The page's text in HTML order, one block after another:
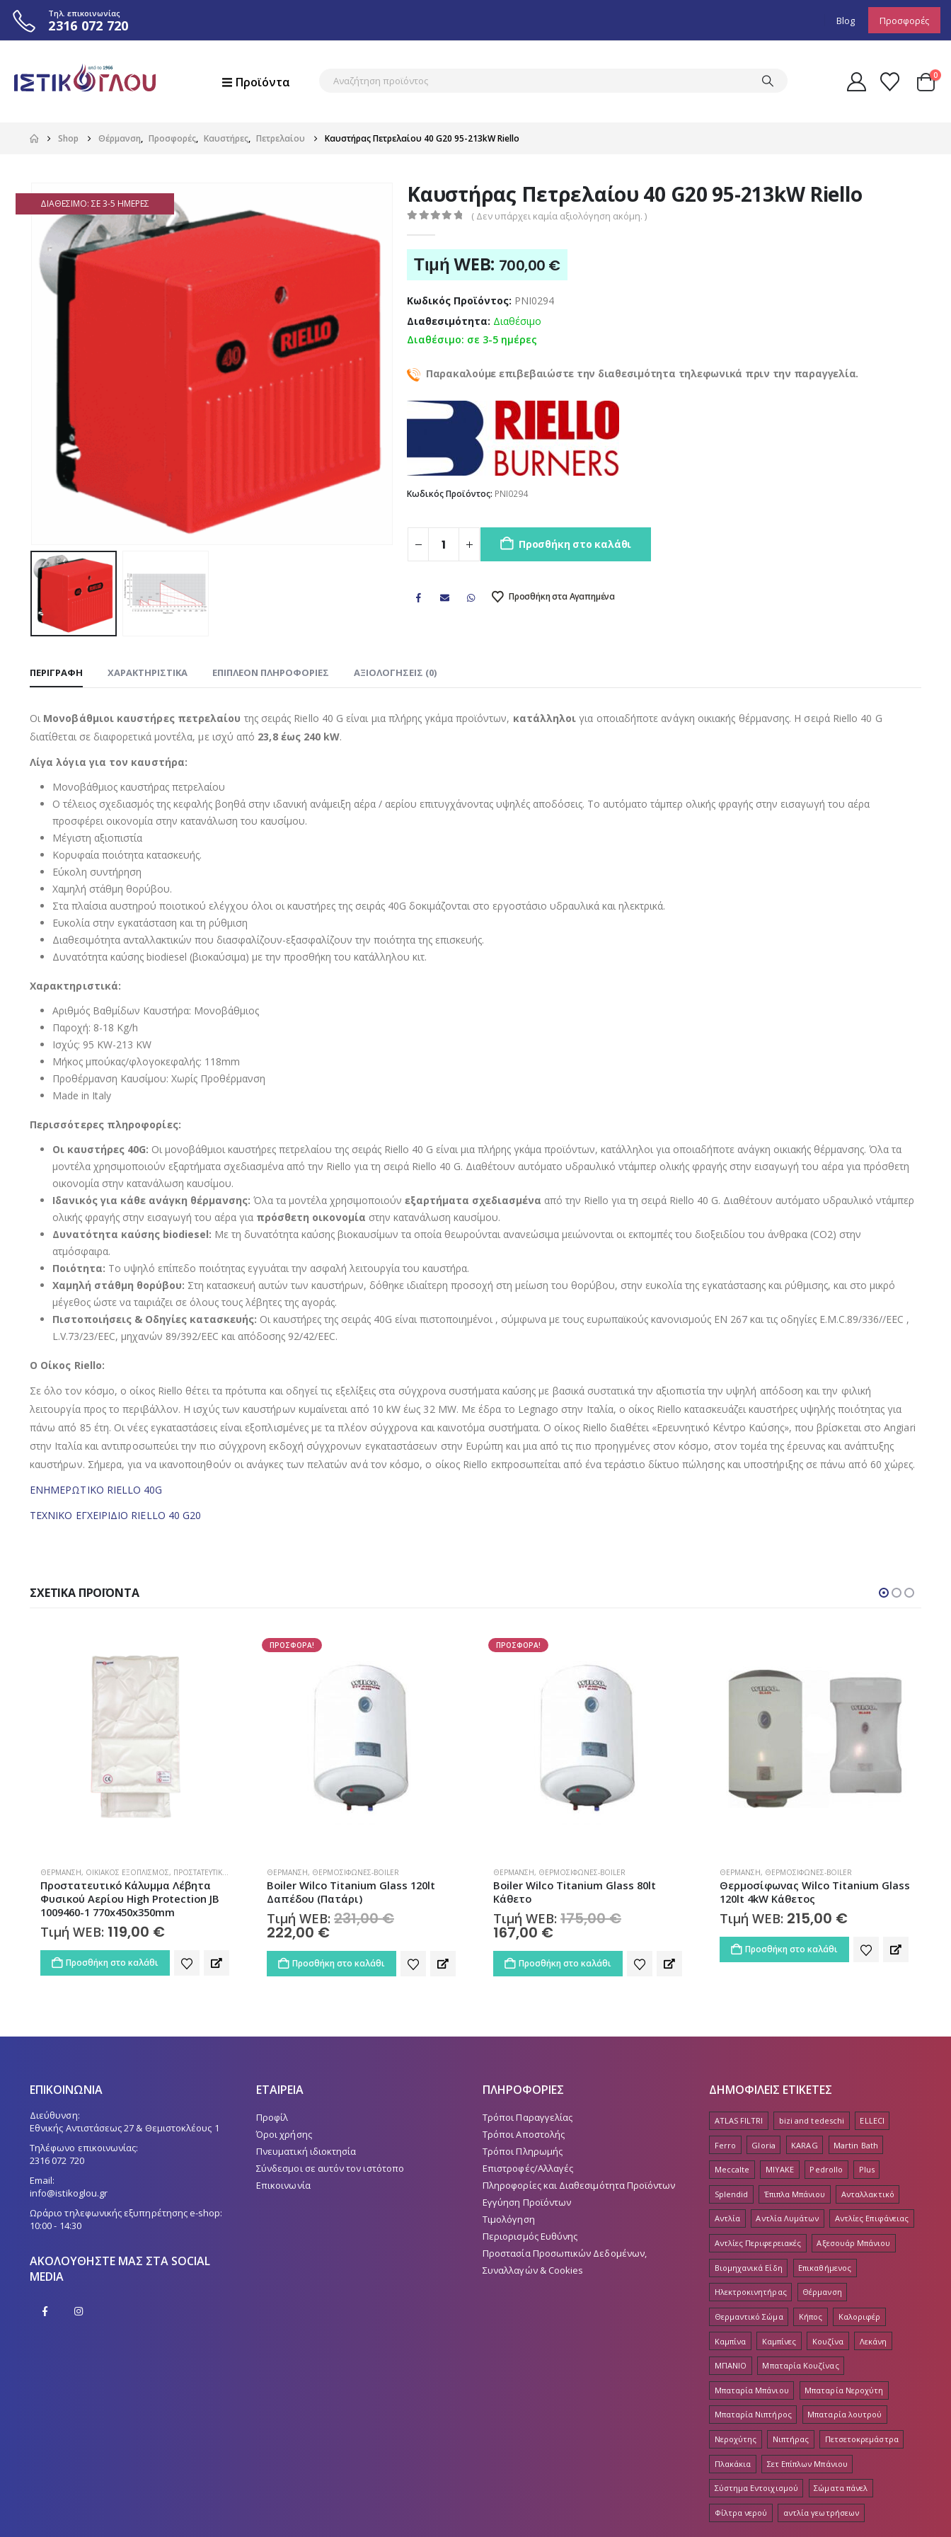
Τηλ. επικοινωνίας
2316 072 720 Blog Προσφορές
Προϊόντα 0
Shop Θέρμανση, Προσφορές, Καυστήρες, Πετρελαίου Καυστήρας Πετρελαίου 40 G20 95-213kW Riello
ΔΙΑΘΈΣΙΜΟ: ΣΕ 3-5 ΗΜΈΡΕΣ Καυστήρας Πετρελαίου 40 G20 95-213kW Riello
( Δεν υπάρχει καμία αξιολόγηση ακόμη. )
Τιμή WEB: 700,00 €
Κωδικός Προϊόντος: PNI0294
Διαθεσιμότητα: Διαθέσιμο
Διαθέσιμο: σε 3-5 ημέρες
Παρακαλούμε επιβεβαιώστε την διαθεσιμότητα τηλεφωνικά πριν την παραγγελία.
Κωδικός Προϊόντος: PNI0294
Προσθήκη στο καλάθι
Προσθήκη στα Αγαπημένα
ΠΕΡΙΓΡΑΦΉ ΧΑΡΑΚΤΗΡΙΣΤΙΚΑ ΕΠΙΠΛΈΟΝ ΠΛΗΡΟΦΟΡΊΕΣ ΑΞΙΟΛΟΓΉΣΕΙΣ (0)
Οι Μονοβάθμιοι καυστήρες πετρελαίου της σειράς Riello 40 G είναι μια πλήρης γκάμα προϊόντων, κατάλληλοι για οποιαδήποτε ανάγκη οικιακής θέρμανσης. Η σειρά Riello 40 G
διατίθεται σε διαφορετικά μοντέλα, με ισχύ από 23,8 έως 240 kW.
Λίγα λόγια για τον καυστήρα:
Μονοβάθμιος καυστήρας πετρελαίου
Ο τέλειος σχεδιασμός της κεφαλής βοηθά στην ιδανική ανάμειξη αέρα / αερίου επιτυγχάνοντας υψηλές αποδόσεις. Το αυτόματο τάµπερ ολικής φραγής στην εισαγωγή του αέρα
προσφέρει οικονομία στην κατανάλωση του καυσίμου.
Μέγιστη αξιοπιστία
Κορυφαία ποιότητα κατασκευής.
Εύκολη συντήρηση
Χαμηλή στάθμη θορύβου.
Στα πλαίσια αυστηρού ποιοτικού ελέγχου όλοι οι καυστήρες της σειράς 40G δοκιμάζονται στο εργοστάσιο υδραυλικά και ηλεκτρικά.
Ευκολία στην εγκατάσταση και τη ρύθμιση
Διαθεσιμότητα ανταλλακτικών που διασφαλίζουν-εξασφαλίζουν την ποιότητα της επισκευής.
Δυνατότητα καύσης biodiesel (βιοκαύσιμα) με την προσθήκη του κατάλληλου κιτ.
Χαρακτηριστικά:
Αριθμός Βαθμίδων Καυστήρα: Μονοβάθμιος
Παροχή: 8-18 Kg/h
Ισχύς: 95 KW-213 KW
Μήκος μπούκας/φλογοκεφαλής: 118mm
Προθέρμανση Καυσίμου: Χωρίς Προθέρμανση
Made in Italy
Περισσότερες πληροφορίες:
Οι καυστήρες 40G: Οι μονοβάθμιοι καυστήρες πετρελαίου της σειράς Riello 40 G είναι μια πλήρης γκάμα προϊόντων, κατάλληλοι για οποιαδήποτε ανάγκη οικιακής θέρμανσης. Όλα τα
μοντέλα χρησιμοποιούν εξαρτήματα σχεδιασμένα από την Riello για τη σειρά Riello 40 G. Διαθέτουν αυτόματο υδραυλικό ντάμπερ ολικής φραγής στην εισαγωγή του αέρα για πρόσθετη
οικονομία στην κατανάλωση καυσίμου.
Ιδανικός για κάθε ανάγκη θέρμανσης: Όλα τα μοντέλα χρησιμοποιούν εξαρτήματα σχεδιασμένα από την Riello για τη σειρά Riello 40 G. Διαθέτουν αυτόματο υδραυλικό ντάμπερ
ολικής φραγής στην εισαγωγή του αέρα για πρόσθετη οικονομία στην κατανάλωση καυσίμου.
Δυνατότητα καύσης biodiesel: Με τη δυνατότητα καύσης βιοκαυσίμων τα οποία θεωρούνται ανανεώσιμα μειώνονται οι εκπομπές του διοξειδίου του άνθρακα (CO2) στην
ατμόσφαιρα.
Ποιότητα: Το υψηλό επίπεδο ποιότητας εγγυάται την ασφαλή λειτουργία του καυστήρα.
Χαμηλή στάθμη θορύβου: Στη κατασκευή αυτών των καυστήρων, δόθηκε ιδιαίτερη προσοχή στη μείωση του θορύβου, στην ευκολία της εγκατάστασης και ρύθμισης, και στο μικρό
μέγεθος ώστε να ταιριάζει σε όλους τους λέβητες της αγοράς.
Πιστοποιήσεις & Οδηγίες κατασκευής: Οι καυστήρες της σειράς 40G είναι πιστοποιηµένοι , σύµφωνα µε τους ευρωπαϊκούς κανονισµούς EN 267 και τις οδηγίες E.M.C.89/336//EEC ,
L.V.73/23/EEC, µηχανών 89/392/EEC και απόδοσης 92/42/EEC.
Ο Οίκος Riello:
Σε όλο τον κόσμο, o οίκος Riello θέτει τα πρότυπα και οδηγεί τις εξελίξεις στα σύγχρονα συστήματα καύσης µε βασικά συστατικά την αξιοπιστία την υψηλή απόδοση και την φιλική
λειτουργία προς το περιβάλλον. Η ισχύς των καυστήρων κυμαίνεται από 10 kW έως 32 MW. Με έδρα το Legnago στην Ιταλία, o οίκος Riello κατασκευάζει καυστήρες υψηλής ποιότητας για
πάνω από 85 έτη. Οι νέες εγκαταστάσεις είναι εξοπλισμένες µε τα πλέον σύγχρονα και καινοτόμα συστήματα. Ο οίκος Riello διαθέτει «Ερευνητικό Κέντρο Καύσης», που βρίσκεται στο Angiari
στην Ιταλία και αντιπροσωπεύει την πιο σύγχρονη εκδοχή σύγχρονων εγκαταστάσεων στην Ευρώπη και µια από τις πιo προηγμένες στον κόσμο, στον τομέα της έρευνας και ανάπτυξης
καυστήρων. Σήμερα, για να ικανοποιηθούν οι ανάγκες των πελατών ανά τον κόσμο, o οίκος Riello εκπροσωπείται από ένα τεράστιο δίκτυο πώλησης και υποστήριξης σε πάνω από 60 χώρες.
ΕΝΗΜΕΡΩΤΙΚΟ RIELLO 40G
ΤΕΧΝΙΚΟ ΕΓΧΕΙΡΙΔΙΟ RIELLO 40 G20
ΣΧΕΤΙΚΆ ΠΡΟΪΌΝΤΑ
ΘΈΡΜΑΝΣΗ, ΟΙΚΙΑΚΌΣ ΕΞΟΠΛΙΣΜΌΣ, ΠΡΟΣΤΑΤΕΥΤΙΚΆ ΜΟΝΆΔΩΝ ,ΣΠΊΤΙ,ΣΠΊΤΙ & ΚΉΠΟΣ,ΦΥΣΙΚΌ ΑΈΡΙΟ
Προστατευτικό Κάλυμμα Λέβητα
Φυσικού Αερίου High Protection JB
1009460-1 770x450x350mm
Τιμή WEB: 119,00 €
Προσθήκη στο καλάθι
ΠΡΟΣΦΟΡΑ!
ΘΈΡΜΑΝΣΗ, ΘΕΡΜΟΣΊΦΩΝΕΣ-BOILER
Boiler Wilco Titanium Glass 120lt
Δαπέδου (Πατάρι)
Τιμή WEB: 231,00€
231,00 €.
222,00 €Η
τιμή
είναι:
222,00 €.
Προσθήκη στο καλάθι
ΠΡΟΣΦΟΡΑ!
ΘΈΡΜΑΝΣΗ, ΘΕΡΜΟΣΊΦΩΝΕΣ-BOILER
Boiler Wilco Titanium Glass 80lt
Κάθετο
Τιμή WEB: 175,00€
175,00 €.
167,00 €Η
τιμή
είναι:
167,00 €.
Προσθήκη στο καλάθι
ΘΈΡΜΑΝΣΗ, ΘΕΡΜΟΣΊΦΩΝΕΣ-BOILER
Θερμοσίφωνας Wilco Titanium Glass
120lt 4kW Κάθετος
Τιμή WEB: 215,00 €
Προσθήκη στο καλάθι
ΕΠΙΚΟΙΝΩΝΙΑ
Διεύθυνση:
Εθνικής Αντιστάσεως 27 & Θεμιστοκλέους 1
Τηλέφωνο επικοινωνίας:
2316 072 720
Email:
info@istikoglou.gr
Ωράριο τηλεφωνικής εξυπηρέτησης e-shop:
10:00 - 14:30
ΑΚΟΛΟΥΘΉΣΤΕ ΜΑΣ ΣΤΑ SOCIAL
MEDIA
ΕΤΑΙΡΕΙΑ
Προφίλ
Όροι χρήσης
Πνευματική ιδιοκτησία
Σύνδεσμοι σε αυτόν τον ιστότοπο
Επικοινωνία
ΠΛΗΡΟΦΟΡΙΕΣ
Τρόποι Παραγγελίας
Τρόποι Αποστολής
Τρόποι Πληρωμής
Επιστροφές/Αλλαγές
Πληροφορίες και Διαθεσιμότητα Προϊόντων
Εγγύηση Προϊόντων
Τιμολόγηση
Περιορισμός Ευθύνης
Προστασία Προσωπικών Δεδομένων,
Συναλλαγών & Cookies
ΔΗΜΟΦΙΛΕΙΣ ΕΤΙΚΕΤΕΣ
ATLAS FILTRI bizi and tedeschi ELLECI
Ferro Gloria KARAG Martin Bath
Meccalte MIYAKE Pedrollo Plus
Splendid Έπιπλα Μπάνιου Ανταλλακτικό
Αντλία Αντλία Λυμάτων Αντλίες Επιφάνειας
Αντλίες Περιφερειακές Αξεσουάρ Μπάνιου
Βιομηχανικά Είδη Επικαθήμενος
Ηλεκτροκινητήρας Θέρμανση
Θερμαντικό Σώμα Κήπος Καλοριφέρ
Καμπίνα Καμπίνες Κουζίνα Λεκάνη
ΜΠΑΝΙΟ Μπαταρία Κουζίνας
Μπαταρία Μπάνιου Μπαταρία Νεροχύτη
Μπαταρία Νιπτήρος Μπαταρία λουτρού
Νεροχύτης Νιπτήρας Πετσετοκρεμάστρα
Πλακάκια Σετ Επίπλων Μπάνιου
Σύστημα Εντοιχισμού Σώματα πάνελ
Φίλτρα νερού αντλία γεωτρήσεων